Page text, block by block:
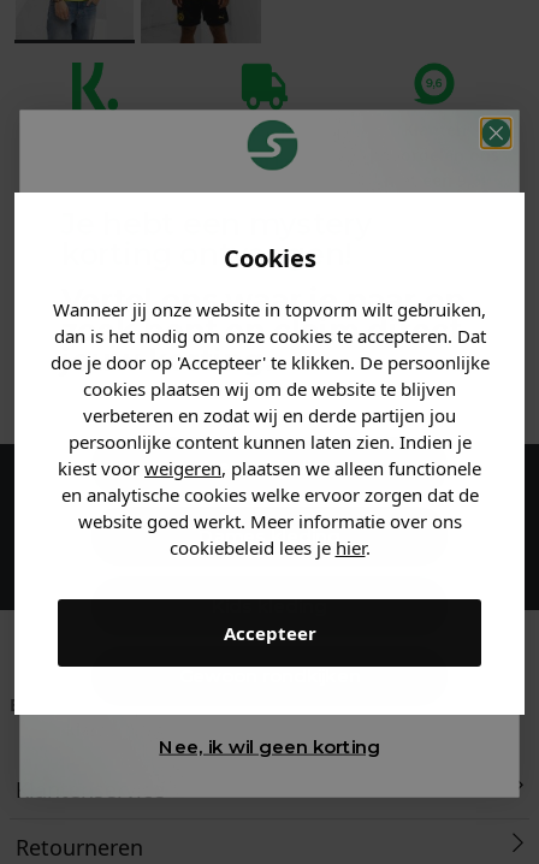
Cookies
Wanneer jij onze website in topvorm wilt gebruiken,
dan is het nodig om onze cookies te accepteren. Dat
doe je door op 'Accepteer' te klikken. De persoonlijke
cookies plaatsen wij om de website te blijven
verbeteren en zodat wij en derde partijen jou
persoonlijke content kunnen laten zien. Indien je
kiest voor weigeren, plaatsen we alleen functionele
en analytische cookies welke ervoor zorgen dat de
website goed werkt. Meer informatie over ons
cookiebeleid lees je hier.
Accepteer
Voor 23:59 besteld
is morgen in huis!*
beoordelen ons
MATERIAAL & WASVOORSCHRIFT
ANDERE BESTELDEN OOK
Maak een account aan en ontvang 5%
korting op je eerste bestelling!
Betaal achteraf met
Klantenservice
Retourneren
korting ontvangen!
Vertel ons waar je naar op
zoek bent en claim direct
jouwkorting.
Heren kleding
Dames kleding
Kids kleding
Nee, ik wil geen korting